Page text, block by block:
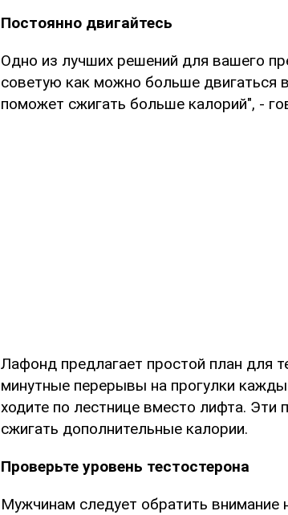
Постоянно двигайтесь
Одно из лучших решений для вашего
советую как можно больше двигаться
поможет сжигать больше калорий", -
Лафонд предлагает простой план для
минутные перерывы на прогулки
ходите по лестнице вместо лифта.
сжигать дополнительные калории.
Проверьте уровень тестостерона
Мужчинам следует обратить внимание